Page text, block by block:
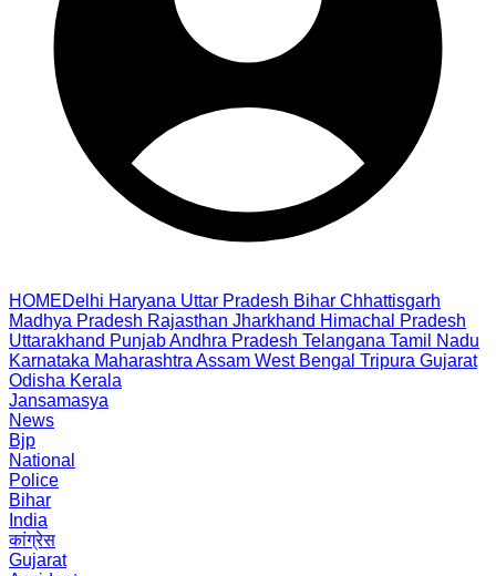
HOMEDelhi Haryana Uttar Pradesh Bihar Chhattisgarh
Madhya Pradesh Rajasthan Jharkhand Himachal Pradesh
Uttarakhand PunjabAndhra Pradesh Telangana Tamil Nadu
Karnataka Maharashtra Assam West Bengal Tripura Gujarat
Odisha Kerala
Jansamasya
News
Bjp
National
Police
Bihar
India
कांग्रेस
Gujarat